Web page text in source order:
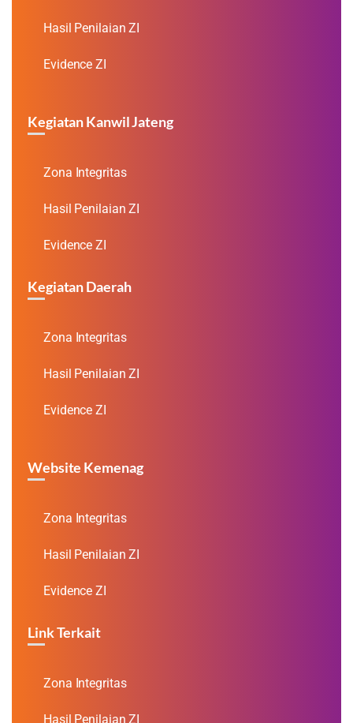
Hasil Penilaian ZI
Evidence ZI
Kegiatan Kanwil Jateng
Zona Integritas
Hasil Penilaian ZI
Evidence ZI
Kegiatan Daerah
Zona Integritas
Hasil Penilaian ZI
Evidence ZI
Website Kemenag
Zona Integritas
Hasil Penilaian ZI
Evidence ZI
Link Terkait
Zona Integritas
Hasil Penilaian ZI